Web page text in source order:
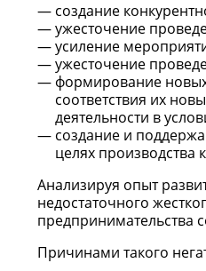
создание
ужесточение
усиление
ужесточение
формирование
соответствия их
деятельности в
создание и
целях производства
Анализируя опыт
недостаточного
предпринимательства
Причинами такого